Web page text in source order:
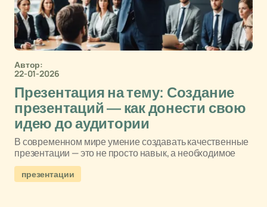
Автор:
22-01-2026
Презентация на тему: Создание
презентаций — как донести свою
идею до аудитории
В современном мире умение создавать качественные
презентации — это не просто навык, а необходимое
презентации